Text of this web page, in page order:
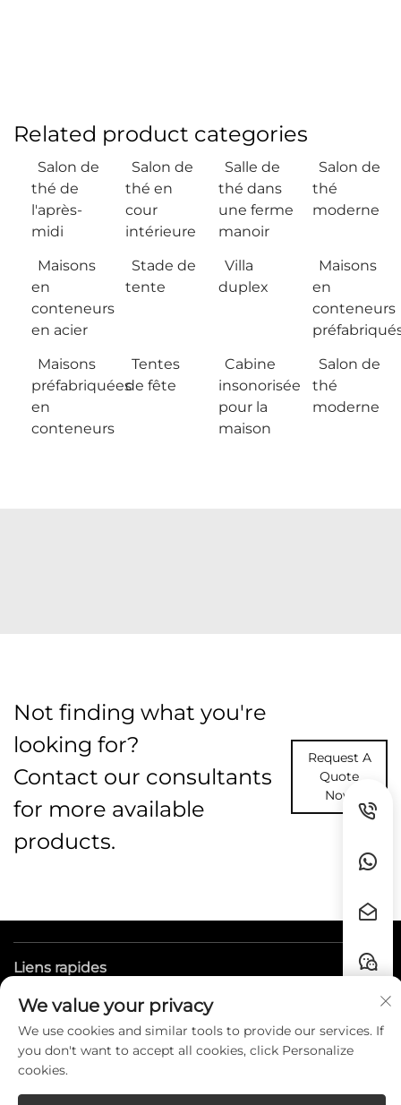
Related product categories
Salon de
thé de
l'après-
midi
Salon de
thé en
cour
intérieure
Salle de
thé dans
une ferme
manoir
Salon de
thé
moderne
Maisons
en
conteneurs
en acier
Stade de
tente
Villa
duplex
Maisons
en
conteneurs
Maisons
préfabriquées
en
conteneurs
Tentes
de fête
Cabine
insonorisée
pour la
maison
Salon de
thé
moderne
Not finding what you're
looking for?
Contact our consultants
for more available
products.
Request A
Quote
Now
Liens rapides
Copyright © Guangzhou HZW Enterprise
We value your privacy
We use cookies and similar tools to provide our services. If
you don't want to accept all cookies, click Personalize
cookies.